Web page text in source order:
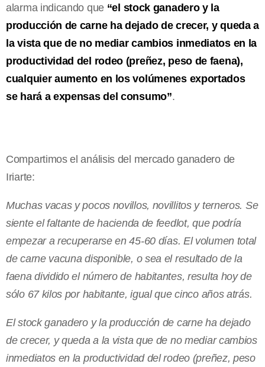
alarma indicando que “el stock ganadero y la
producción de carne ha dejado de crecer, y queda a
la vista que de no mediar cambios inmediatos en la
productividad del rodeo (preñez, peso de faena),
cualquier aumento en los volúmenes exportados
se hará a expensas del consumo”.
Compartimos el análisis del mercado ganadero de
Iriarte:
Muchas vacas y pocos novillos, novillitos y terneros. Se
siente el faltante de hacienda de feedlot, que podría
empezar a recuperarse en 45-60 días. El volumen total
de carne vacuna disponible, o sea el resultado de la
faena dividido el número de habitantes, resulta hoy de
sólo 67 kilos por habitante, igual que cinco años atrás.
El stock ganadero y la producción de carne ha dejado
de crecer, y queda a la vista que de no mediar cambios
inmediatos en la productividad del rodeo (preñez, peso